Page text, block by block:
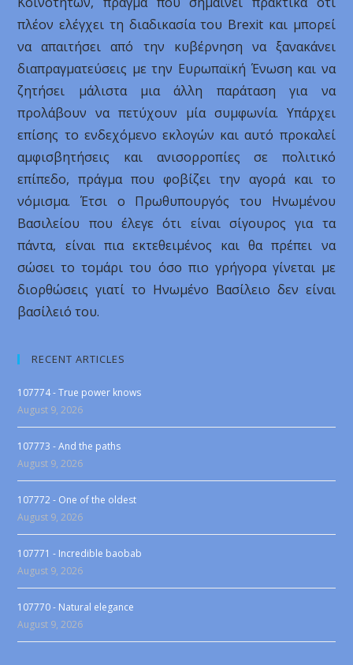
πλέον ελέγχει τη διαδικασία του Brexit και μπορεί
να απαιτήσει από την κυβέρνηση να ξανακάνει
διαπραγματεύσεις με την Ευρωπαϊκή Ένωση και να
ζητήσει μάλιστα μια άλλη παράταση για να
προλάβουν να πετύχουν μία συμφωνία. Υπάρχει
επίσης το ενδεχόμενο εκλογών και αυτό προκαλεί
αμφισβητήσεις και ανισορροπίες σε πολιτικό
επίπεδο, πράγμα που φοβίζει την αγορά και το
νόμισμα. Έτσι ο Πρωθυπουργός του Ηνωμένου
Βασιλείου που έλεγε ότι είναι σίγουρος για τα
πάντα, είναι πια εκτεθειμένος και θα πρέπει να
σώσει το τομάρι του όσο πιο γρήγορα γίνεται με
διορθώσεις γιατί το Ηνωμένο Βασίλειο δεν είναι
βασίλειό του.
RECENT ARTICLES
107774 - True power knows
August 9, 2026
107773 - And the paths
August 9, 2026
107772 - One of the oldest
August 9, 2026
107771 - Incredible baobab
August 9, 2026
107770 - Natural elegance
August 9, 2026